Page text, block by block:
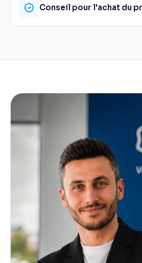
Conseil pour l'achat du